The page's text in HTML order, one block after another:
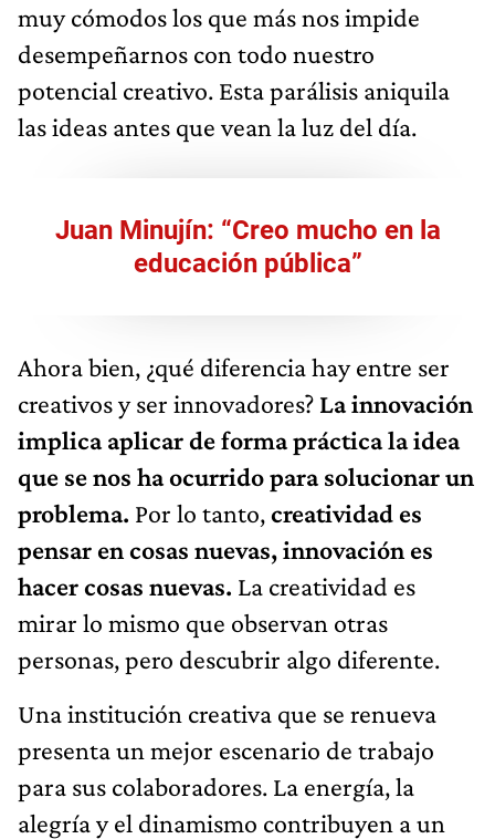
muy cómodos los que más nos impide
desempeñarnos con todo nuestro
potencial creativo. Esta parálisis aniquila
las ideas antes que vean la luz del día.
Juan Minujín: “Creo mucho en la
educación pública”
Ahora bien, ¿qué diferencia hay entre ser
creativos y ser innovadores? La innovación
implica aplicar de forma práctica la idea
que se nos ha ocurrido para solucionar un
problema. Por lo tanto,creatividad es
pensar en cosas nuevas, innovación es
hacer cosas nuevas. La creatividad es
mirar lo mismo que observan otras
personas, pero descubrir algo diferente.
Una institución creativa que se renueva
presenta un mejor escenario de trabajo
para sus colaboradores. La energía, la
alegría y el dinamismo contribuyen a un